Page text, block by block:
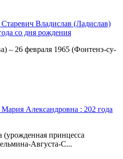
Старевич Владислав (Ладислав)
со дня рождения
– 26 февраля 1965 (Фонтенэ-су-
Мария Александровна : 202 года
принцесса
Августа-С...